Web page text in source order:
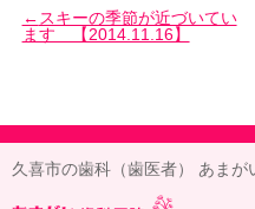
スキーの季節が近づいてい
ます 【2014.11.16】
久喜市の歯科（歯医者） あまが